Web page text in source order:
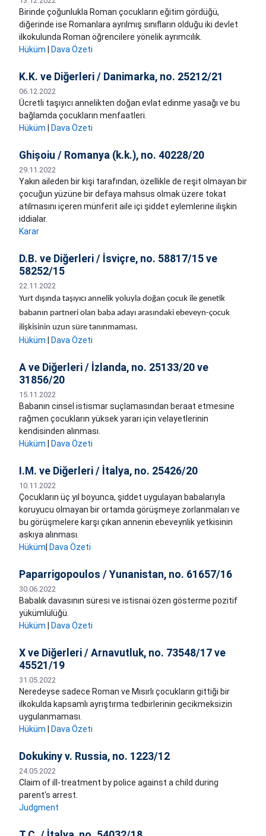
Birinde çoğunlukla Roman çocukların eğitim gördüğü,
diğerinde ise Romanlara ayrılmış sınıfların olduğu iki devlet
ilkokulunda Roman öğrencilere yönelik ayrımcılık.
Hüküm
Dava Özeti
K.K. ve Diğerleri / Danimarka, no. 25212/21
06.12.2022
Ücretli taşıyıcı annelikten doğan evlat edinme yasağı ve bu
bağlamda çocukların menfaatleri.
Hüküm
Dava Özeti
Ghișoiu / Romanya (k.k.), no. 40228/20
29.11.2022
Yakın aileden bir kişi tarafından, özellikle de reşit olmayan bir
çocuğun yüzüne bir defaya mahsus olmak üzere tokat
atılmasını içeren münferit aile içi şiddet eylemlerine ilişkin
iddialar.
Karar
D.B. ve Diğerleri / İsviçre, no. 58817/15 ve
58252/15
22.11.2022
Yurt dışında taşıyıcı annelik yoluyla doğan çocuk ile genetik
babanın partneri olan baba adayı arasındaki ebeveyn-çocuk
ilişkisinin uzun süre tanınmaması.
Hüküm Dava Özeti
A ve Diğerleri / İzlanda, no. 25133/20 ve
31856/20
15.11.2022
Babanın cinsel istismar suçlamasından beraat etmesine
rağmen çocukların yüksek yararı için velayetlerinin
kendisinden alınması.
Hüküm
Dava Özeti
I.M. ve Diğerleri / İtalya, no. 25426/20
10.11.2022
Çocukların üç yıl boyunca, şiddet uygulayan babalarıyla
koruyucu olmayan bir ortamda görüşmeye zorlanmaları ve
bu görüşmelere karşı çıkan annenin ebeveynlik yetkisinin
askıya alınması.
Hüküm Dava Özeti
Paparrigopoulos / Yunanistan, no. 61657/16
30.06.2022
Babalık davasının süresi ve istisnai özen gösterme pozitif
yükümlülüğü.
Hüküm
Dava Özeti
X ve Diğerleri / Arnavutluk, no. 73548/17 ve
45521/19
31.05.2022
Neredeyse sadece Roman ve Mısırlı çocukların gittiği bir
ilkokulda kapsamlı ayrıştırma tedbirlerinin gecikmeksizin
uygulanmaması.
Hüküm
Dava Özeti
Dokukiny v. Russia, no. 1223/12
24.05.2022
​Claim of ill-treatment by police against a child during
parent's arrest.
Judgment